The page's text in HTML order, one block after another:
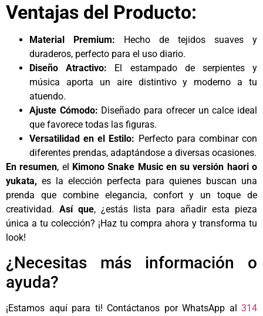
Ventajas del Producto:
Material Premium: Hecho de tejidos suaves y
duraderos, perfecto para el uso diario.
Diseño Atractivo: El estampado de serpientes y
música aporta un aire distintivo y moderno a tu
atuendo.
Ajuste Cómodo: Diseñado para ofrecer un calce ideal
que favorece todas las figuras.
Versatilidad en el Estilo: Perfecto para combinar con
diferentes prendas, adaptándose a diversas ocasiones.
En resumen, el Kimono Snake Music en su versión haori o
yukata, es la elección perfecta para quienes buscan una
prenda que combine elegancia, confort y un toque de
creatividad. Así que, ¿estás lista para añadir esta pieza
única a tu colección? ¡Haz tu compra ahora y transforma tu
look!
¿Necesitas más información o
ayuda?
¡Estamos aquí para ti! Contáctanos por WhatsApp al 314